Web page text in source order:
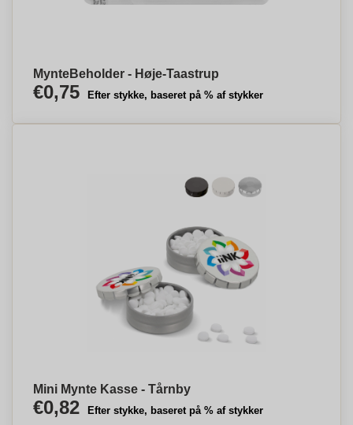
MynteBeholder - Høje-Taastrup
€0,75 Efter stykke, baseret på % af stykker
Mini Mynte Kasse - Tårnby
€0,82 Efter stykke, baseret på % af stykker